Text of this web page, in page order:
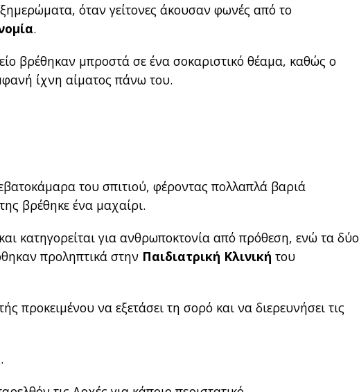
όταν γείτονες άκουσαν φωνές από το
.
βρέθηκαν μπροστά σε ένα σοκαριστικό θέαμα, καθώς ο
ίχνη αίματος πάνω του.
του σπιτιού, φέροντας πολλαπλά βαριά
βρέθηκε ένα μαχαίρι.
κατηγορείται για ανθρωποκτονία από πρόθεση, ενώ τα δύο
προληπτικά στην Παιδιατρική Κλινική του
προκειμένου να εξετάσει τη σορό και να διερευνήσει τις